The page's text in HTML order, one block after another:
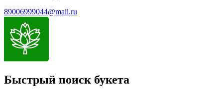
89006999044@mail.ru
Быстрый поиск букета